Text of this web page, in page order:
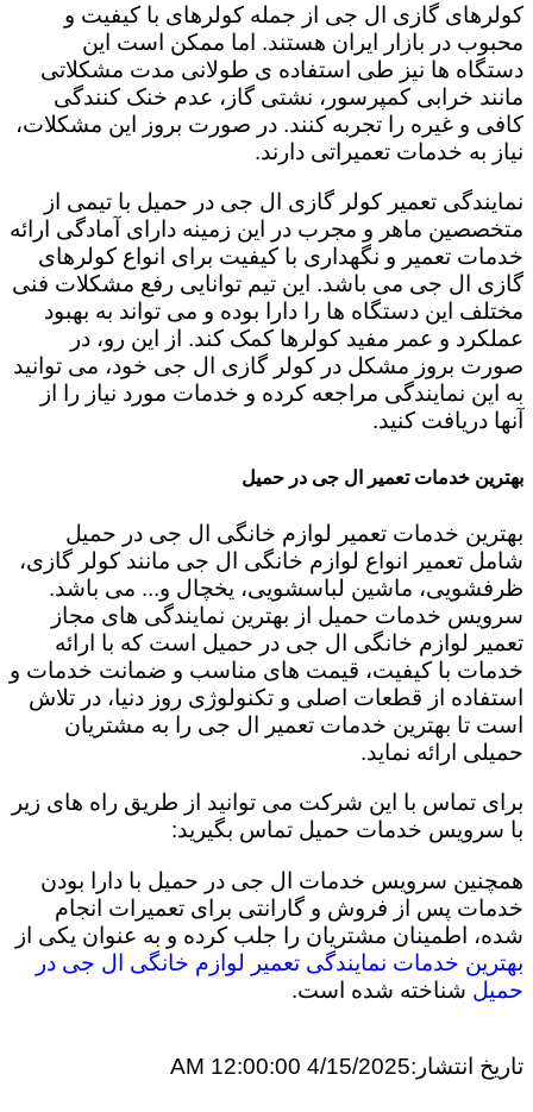
کولرهای گازی ال جی از جمله کولرهای با کیفیت و
محبوب در بازار ایران هستند. اما ممکن است این
دستگاه ها نیز طی استفاده ی طولانی مدت مشکلاتی
مانند خرابی کمپرسور، نشتی گاز، عدم خنک کنندگی
کافی و غیره را تجربه کنند. در صورت بروز این مشکلات،
نیاز به خدمات تعمیراتی دارند.
نمایندگی تعمیر کولر گازی ال جی در حمیل با تیمی از
متخصصین ماهر و مجرب در این زمینه دارای آمادگی ارائه
خدمات تعمیر و نگهداری با کیفیت برای انواع کولرهای
گازی ال جی می باشد. این تیم توانایی رفع مشکلات فنی
مختلف این دستگاه ها را دارا بوده و می تواند به بهبود
عملکرد و عمر مفید کولرها کمک کند. از این رو، در
صورت بروز مشکل در کولر گازی ال جی خود، می توانید
به این نمایندگی مراجعه کرده و خدمات مورد نیاز را از
آنها دریافت کنید.
بهترین خدمات تعمیر ال جی در حمیل
بهترین خدمات تعمیر لوازم خانگی ال جی در حمیل
شامل تعمیر انواع لوازم خانگی ال جی مانند کولر گازی،
ظرفشویی، ماشین لباسشویی، یخچال و... می باشد.
سرویس خدمات حمیل از بهترین نمایندگی های مجاز
تعمیر لوازم خانگی ال جی در حمیل است که با ارائه
خدمات با کیفیت، قیمت های مناسب و ضمانت خدمات و
استفاده از قطعات اصلی و تکنولوژی روز دنیا، در تلاش
است تا بهترین خدمات تعمیر ال جی را به مشتریان
حمیلی ارائه نماید.
برای تماس با این شرکت می توانید از طریق راه های زیر
با سرویس خدمات حمیل تماس بگیرید:
همچنین سرویس خدمات ال جی در حمیل با دارا بودن
خدمات پس از فروش و گارانتی برای تعمیرات انجام
شده، اطمینان مشتریان را جلب کرده و به عنوان یکی از
بهترین خدمات نمایندگی تعمیر لوازم خانگی ال جی در
حمیل شناخته شده است.
تاریخ انتشار:4/15/2025 12:00:00 AM